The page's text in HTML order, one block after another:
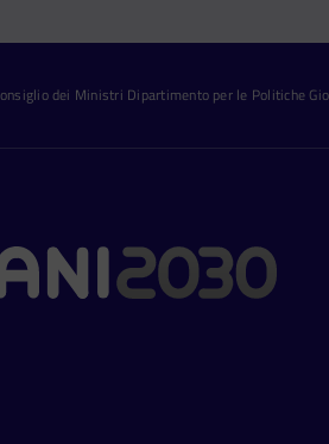
dei Ministri Dipartimento per le Politiche